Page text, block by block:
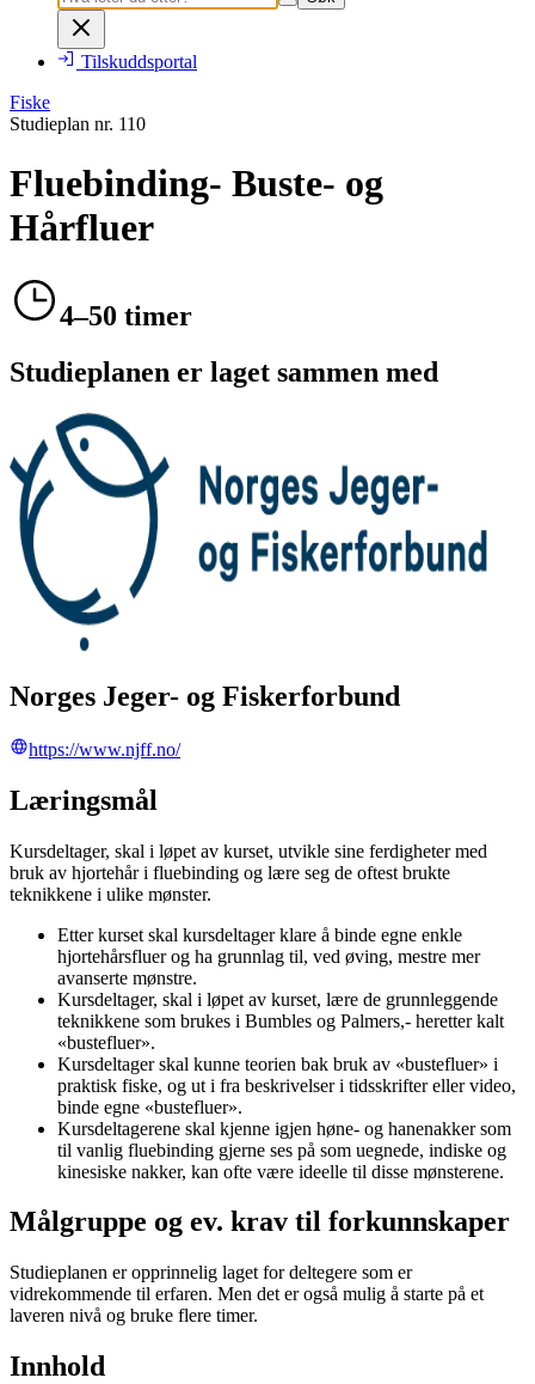
Tilskuddsportal
Fiske
Studieplan nr. 110
Fluebinding- Buste- og
Hårfluer
4–50 timer
Studieplanen er laget sammen med
Norges Jeger- og Fiskerforbund
https://www.njff.no/
Læringsmål
Kursdeltager, skal i løpet av kurset, utvikle sine ferdigheter med
bruk av hjortehår i fluebinding og lære seg de oftest brukte
teknikkene i ulike mønster.
Etter kurset skal kursdeltager klare å binde egne enkle
hjortehårsfluer og ha grunnlag til, ved øving, mestre mer
avanserte mønstre.
Kursdeltager, skal i løpet av kurset, lære de grunnleggende
teknikkene som brukes i Bumbles og Palmers,- heretter kalt
«bustefluer».
Kursdeltager skal kunne teorien bak bruk av «bustefluer» i
praktisk fiske, og ut i fra beskrivelser i tidsskrifter eller video,
binde egne «bustefluer».
Kursdeltagerene skal kjenne igjen høne- og hanenakker som
til vanlig fluebinding gjerne ses på som uegnede, indiske og
kinesiske nakker, kan ofte være ideelle til disse mønsterene.
Målgruppe og ev. krav til forkunnskaper
Studieplanen er opprinnelig laget for deltegere som er
vidrekommende til erfaren. Men det er også mulig å starte på et
laveren nivå og bruke flere timer.
Innhold